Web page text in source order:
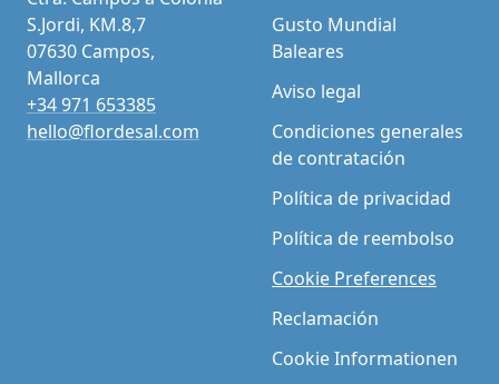
S.Jordi, KM.8,7
07630 Campos,
Mallorca
+34 971 653385
hello@flordesal.com
Gusto Mundial
Baleares
Aviso legal
Condiciones generales
de contratación
Política de privacidad
Política de reembolso
Cookie Preferences
Reclamación
Cookie Informationen